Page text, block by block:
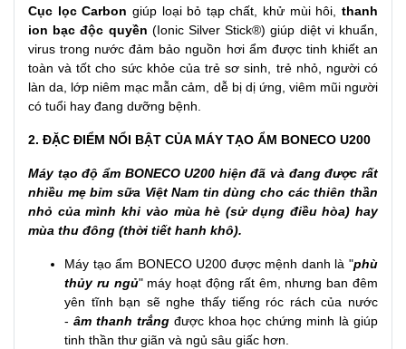
Cục lọc Carbon giúp loại bỏ tạp chất, khử mùi hôi,thanh
ion bạc độc quyền (Ionic Silver Stick®) giúp diệt vi khuẩn,
virus trong nước đảm bảo nguồn hơi ẩm được tinh khiết an
toàn và tốt cho sức khỏe của trẻ sơ sinh, trẻ nhỏ, người có
làn da, lớp niêm mạc mẫn cảm, dễ bị dị ứng, viêm mũi người
có tuổi hay đang dưỡng bệnh.
2. ĐẶC ĐIỂM NỔI BẬT CỦA MÁY TẠO ẨM BONECO U200
Máy tạo độ ẩm BONECO U200 hiện đã và đang được rất
nhiều mẹ bỉm sữa Việt Nam tin dùng cho các thiên thần
nhỏ của mình khi vào mùa hè (sử dụng điều hòa) hay
mùa thu đông (thời tiết hanh khô).
Máy tạo ẩm BONECO U200 được mệnh danh là "phù
thủy ru ngủ" máy hoạt động rất êm, nhưng ban đêm
yên tĩnh bạn sẽ nghe thấy tiếng róc rách của nước
- âm thanh trắngđược khoa học chứng minh là giúp
tinh thần thư giãn và ngủ sâu giấc hơn.